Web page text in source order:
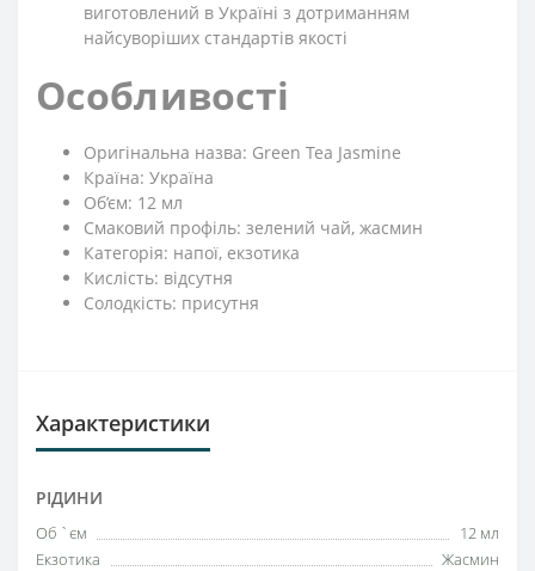
виготовлений в Україні з дотриманням
найсуворіших стандартів якості
Особливості
Оригінальна назва: Green Tea Jasmine
Країна: Україна
Об’єм: 12 мл
Смаковий профіль: зелений чай, жасмин
Категорія: напої, екзотика
Кислість: відсутня
Солодкість: присутня
Характеристики
РІДИНИ
Об `єм
12 мл
Екзотика
Жасмин